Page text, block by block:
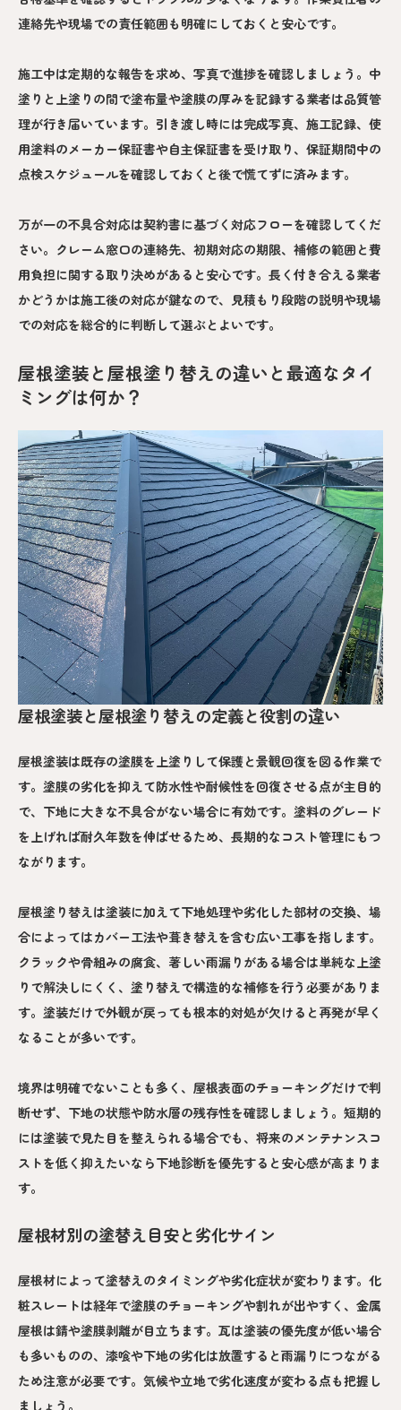
連絡先や現場での責任範囲も明確にしておくと安心です。
施工中は定期的な報告を求め、写真で進捗を確認しましょう。中
塗りと上塗りの間で塗布量や塗膜の厚みを記録する業者は品質管
理が行き届いています。引き渡し時には完成写真、施工記録、使
用塗料のメーカー保証書や自主保証書を受け取り、保証期間中の
点検スケジュールを確認しておくと後で慌てずに済みます。
万が一の不具合対応は契約書に基づく対応フローを確認してくだ
さい。クレーム窓口の連絡先、初期対応の期限、補修の範囲と費
用負担に関する取り決めがあると安心です。長く付き合える業者
かどうかは施工後の対応が鍵なので、見積もり段階の説明や現場
での対応を総合的に判断して選ぶとよいです。
屋根塗装と屋根塗り替えの違いと最適なタイ
ミングは何か？
屋根塗装と屋根塗り替えの定義と役割の違い
屋根塗装は既存の塗膜を上塗りして保護と景観回復を図る作業で
す。塗膜の劣化を抑えて防水性や耐候性を回復させる点が主目的
で、下地に大きな不具合がない場合に有効です。塗料のグレード
を上げれば耐久年数を伸ばせるため、長期的なコスト管理にもつ
ながります。
屋根塗り替えは塗装に加えて下地処理や劣化した部材の交換、場
合によってはカバー工法や葺き替えを含む広い工事を指します。
クラックや骨組みの腐食、著しい雨漏りがある場合は単純な上塗
りで解決しにくく、塗り替えで構造的な補修を行う必要がありま
す。塗装だけで外観が戻っても根本的対処が欠けると再発が早く
なることが多いです。
境界は明確でないことも多く、屋根表面のチョーキングだけで判
断せず、下地の状態や防水層の残存性を確認しましょう。短期的
には塗装で見た目を整えられる場合でも、将来のメンテナンスコ
ストを低く抑えたいなら下地診断を優先すると安心感が高まりま
す。
屋根材別の塗替え目安と劣化サイン
屋根材によって塗替えのタイミングや劣化症状が変わります。化
粧スレートは経年で塗膜のチョーキングや割れが出やすく、金属
屋根は錆や塗膜剥離が目立ちます。瓦は塗装の優先度が低い場合
も多いものの、漆喰や下地の劣化は放置すると雨漏りにつながる
ため注意が必要です。気候や立地で劣化速度が変わる点も把握し
ましょう。